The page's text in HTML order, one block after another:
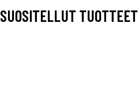
SUOSITELLUT TUOTTEET